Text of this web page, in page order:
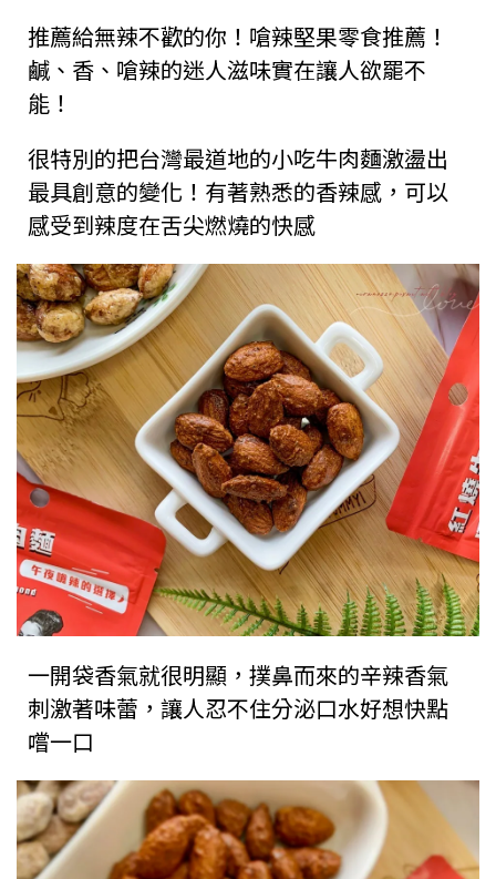
推薦給無辣不歡的你！嗆辣堅果零食推薦！
鹹、香、嗆辣的迷人滋味實在讓人欲罷不
能！
很特別的把台灣最道地的小吃牛肉麵激盪出
最具創意的變化！有著熟悉的香辣感，可以
感受到辣度在舌尖燃燒的快感
一開袋香氣就很明顯，撲鼻而來的辛辣香氣
刺激著味蕾，讓人忍不住分泌口水好想快點
嚐一口